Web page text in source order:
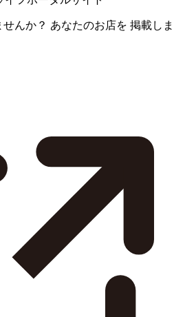
んか？ あなたのお店を 掲載しま